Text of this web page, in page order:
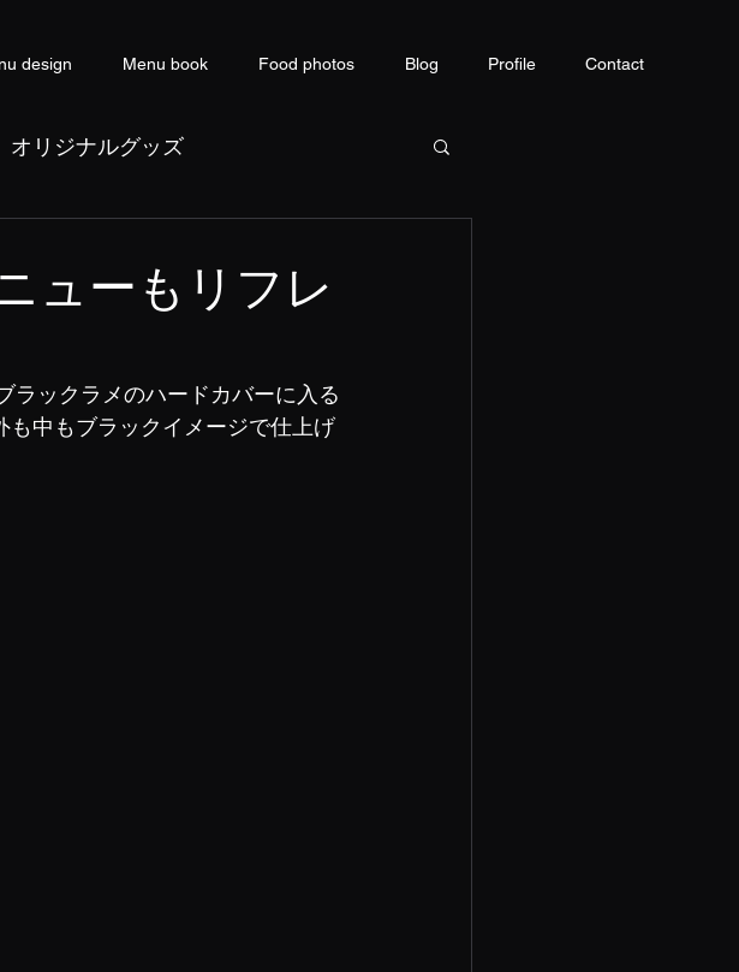
design Menu book Food photos Blog Profile Contact
オリジナルグッズ
ューもリフレ
ラックラメのハードカバーに入る
中もブラックイメージで仕上げ